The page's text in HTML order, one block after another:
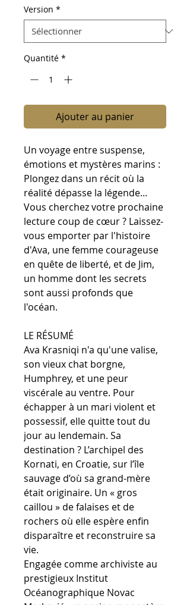
Version *
Quantité *
Ajouter au panier
Un voyage entre suspense,
émotions et mystères marins :
Plongez dans un récit où la
réalité dépasse la légende...
Vous cherchez votre prochaine
lecture coup de cœur ? Laissez-
vous emporter par l'histoire
d'Ava, une femme courageuse
en quête de liberté, et de Jim,
un homme dont les secrets
sont aussi profonds que
l'océan.
LE RÉSUMÉ
Ava Krasniqi n'a qu'une valise,
son vieux chat borgne,
Humphrey, et une peur
viscérale au ventre. Pour
échapper à un mari violent et
possessif, elle quitte tout du
jour au lendemain. Sa
destination ? L’archipel des
Kornati, en Croatie, sur l’île
sauvage d’où sa grand-mère
était originaire. Un « gros
caillou » de falaises et de
rochers où elle espère enfin
disparaître et reconstruire sa
vie.
Engagée comme archiviste au
prestigieux Institut
Océanographique Novac